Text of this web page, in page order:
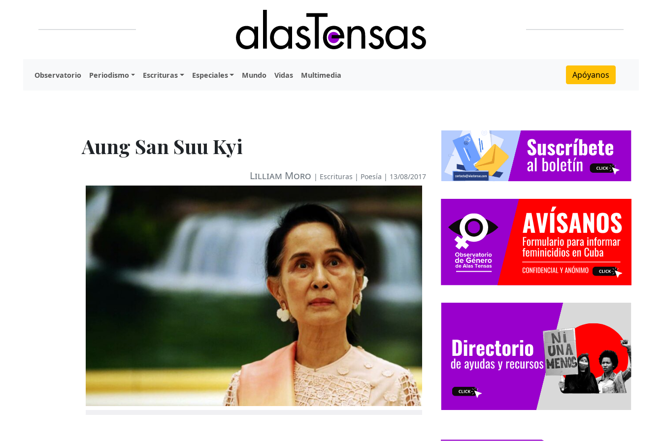
Observatorio Periodismo Escrituras Especiales Mundo Vidas Multimedia Apóyanos
Aung San Suu Kyi
Lilliam Moro | Escrituras | Poesía | 13/08/2017